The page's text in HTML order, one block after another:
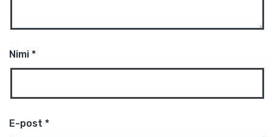
tähistatud*-ga
Kommenteeri